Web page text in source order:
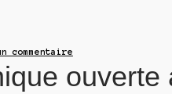
commentaire
ouverte